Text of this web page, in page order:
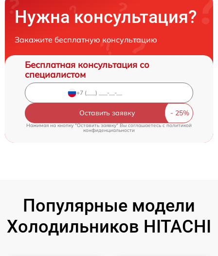
Нужна консультация?
Закажите бесплатную консультацию
Бесплатная консультация со
специалистом
Оставить заявку
Нажимая на кнопку "Оставить заявку" Вы соглашаетесь cполитикой
конфиденциальности
Популярные модели
Холодильников HITACHI